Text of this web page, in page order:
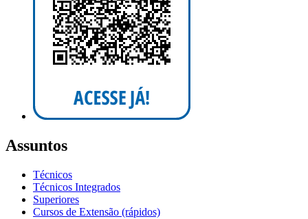
Assuntos
Técnicos
Técnicos Integrados
Superiores
Cursos de Extensão (rápidos)